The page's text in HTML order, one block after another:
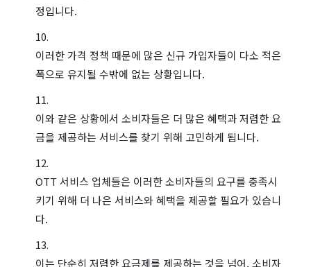
정입니다.
이러한 가격 정책 때문에 많은 신규 가입자들이 다소 적은
폭으로 유지될 수밖에 없는 상황입니다.
이와 같은 상황에서 소비자들은 더 많은 혜택과 저렴한 요
금을 제공하는 서비스를 찾기 위해 고민하게 됩니다.
OTT 서비스 업체들은 이러한 소비자들의 요구를 충족시
키기 위해 더 나은 서비스와 혜택을 제공할 필요가 있습니
다.
이는 단순히 저렴한 요금제를 제공하는 것을 넘어, 소비자